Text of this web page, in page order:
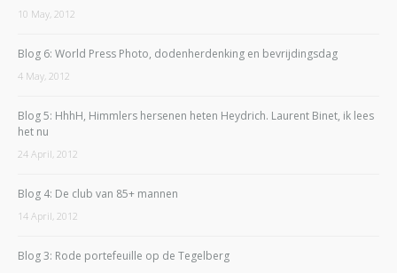
10 May, 2012
Blog 6: World Press Photo, dodenherdenking en bevrijdingsdag
4 May, 2012
Blog 5: HhhH, Himmlers hersenen heten Heydrich. Laurent Binet, ik lees
het nu
24 April, 2012
Blog 4: De club van 85+ mannen
14 April, 2012
Blog 3: Rode portefeuille op de Tegelberg